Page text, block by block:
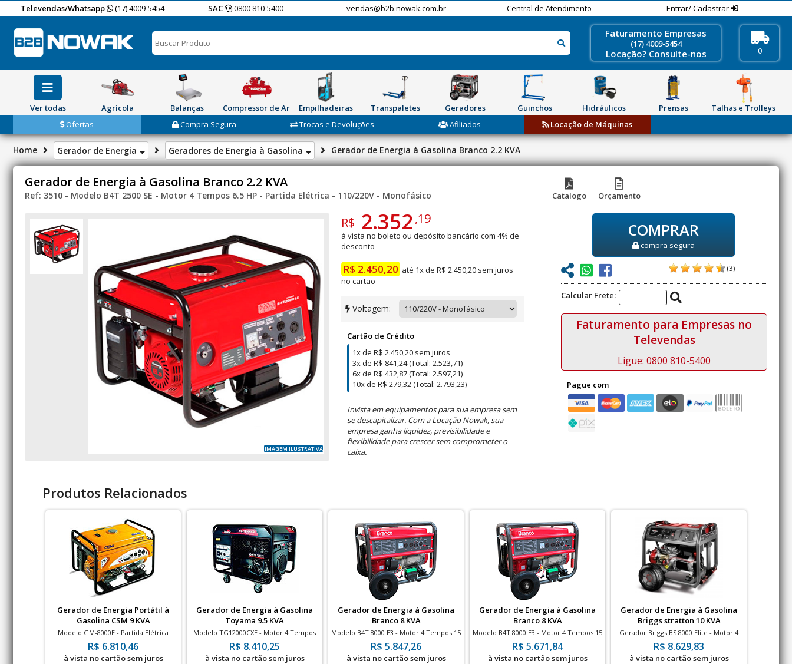
Televendas/Whatsapp (17) 4009-5454 SAC 0800 810-5400 vendas@b2b.nowak.com.br Central de Atendimento Entrar/ Cadastrar
Faturamento Empresas
(17) 4009-5454
Locação? Consulte-nos 0
Ver todas Agrícola Balanças Compressor de Ar Empilhadeiras Transpaletes Geradores Guinchos Hidráulicos Prensas
Talhas e Trolleys
Ofertas
Compra Segura Trocas e Devoluções Afiliados Locação de Máquinas
Home Gerador de Energia Geradores de Energia à Gasolina Gerador de Energia à Gasolina Branco 2.2 KVA
Gerador de Energia à Gasolina Branco 2.2 KVA
Ref: 3510 - Modelo B4T 2500 SE - Motor 4 Tempos 6.5 HP - Partida Elétrica - 110/220V - Monofásico Catalogo Orçamento
IMAGEM ILUSTRATIVA
R$ 2.352,19
à vista no boleto ou depósito bancário com 4% de
desconto
R$ 2.450,20 até 1x de R$ 2.450,20 sem juros
no cartão
Voltagem:
Cartão de Crédito
1x de R$ 2.450,20 sem juros
3x de R$ 841,24 (Total: 2.523,71)
6x de R$ 432,87 (Total: 2.597,21)
10x de R$ 279,32 (Total: 2.793,23)
Invista em equipamentos para sua empresa sem
se descapitalizar. Com a Locação Nowak, sua
empresa ganha liquidez, previsibilidade e
flexibilidade para crescer sem comprometer o
caixa.
COMPRAR
compra segura
(3)
Calcular Frete:
Faturamento para Empresas no
Televendas
Ligue: 0800 810-5400
Pague com
Produtos Relacionados
Gerador de Energia Portátil à
Gasolina CSM 9 KVA
Modelo GM-8000E - Partida Elétrica
R$ 6.810,46
à vista no cartão sem juros
Gerador de Energia à Gasolina
Toyama 9.5 KVA
Modelo TG12000CXE - Motor 4 Tempos
20 HP - Partida Elétrica
R$ 8.410,25
à vista no cartão sem juros
Gerador de Energia à Gasolina
Branco 8 KVA
Modelo B4T 8000 E3 - Motor 4 Tempos 15
HP - Partida Elétrica
R$ 5.847,26
à vista no cartão sem juros
Gerador de Energia à Gasolina
Branco 8 KVA
Modelo B4T 8000 E3 - Motor 4 Tempos 15
HP - Partida Elétrica
R$ 5.671,84
à vista no cartão sem juros
Gerador de Energia à Gasolina
Briggs stratton 10 KVA
Gerador Briggs BS 8000 Elite - Motor 4
Tempos 13.5 HP - Partida Elétrica
R$ 8.629,83
à vista no cartão sem juros